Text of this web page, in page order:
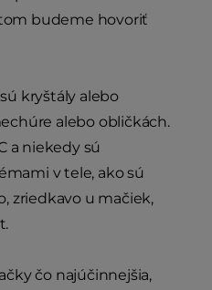
budeme hovoriť
kryštály alebo
alebo obličkách.
a niekedy sú
v tele, ako sú
zriedkavo u mačiek,
čo najúčinnejšia,